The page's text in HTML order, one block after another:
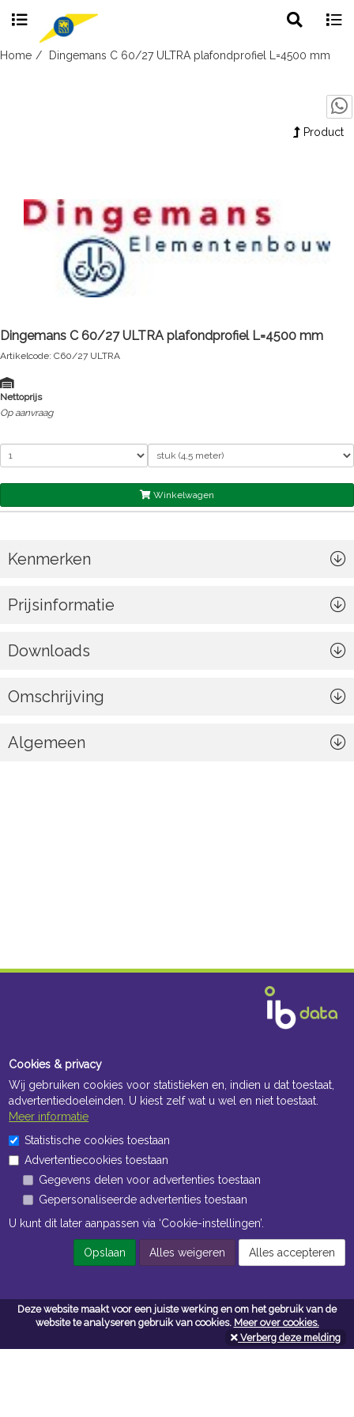
Deze website maakt voor een juiste werking en om het gebruik van de
website te analyseren gebruik van cookies. Meer over cookies.
Verberg deze melding
Skip
search
Home Dingemans C 60/27 ULTRA plafondprofiel L=4500 mm
Product
Dingemans C 60/27 ULTRA plafondprofiel L=4500 mm
Artikelcode: C60/27 ULTRA
Nettoprijs
Op aanvraag
Winkelwagen
Kenmerken
Prijsinformatie
Downloads
Omschrijving
Algemeen
Openingstijden Kantoor
ma t/m vr 8:30 uur tot 17:00 uur
Openingstijden Magazijn
ma t/m vr 7:00 uur tot 16:30 uur
Navigatie
Algemene voorwaarden
Cookies & privacy
Wij gebruiken cookies voor statistieken en, indien u dat toestaat,
advertentiedoeleinden. U kiest zelf wat u wel en niet toestaat.
Meer informatie
Statistische cookies toestaan
Advertentiecookies toestaan
Gegevens delen voor advertenties toestaan
Gepersonaliseerde advertenties toestaan
U kunt dit later aanpassen via ‘Cookie-instellingen’.
Opslaan Alles weigeren Alles accepteren